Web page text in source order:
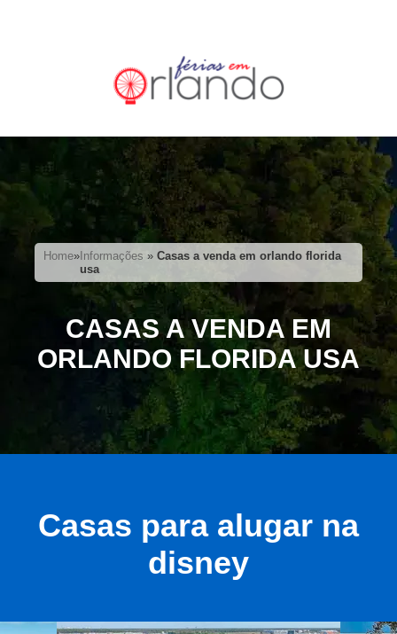
Home» Informações »Casas a venda em orlando florida
usa
CASAS A VENDA EM
ORLANDO FLORIDA USA
Casas para alugar na
disney